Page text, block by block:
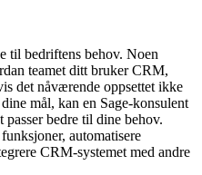
til bedriftens behov. Noen
teamet ditt bruker CRM,
det nåværende oppsettet ikke
mål, kan en Sage-konsulent
passer bedre til dine behov.
automatisere
CRM-systemet med andre